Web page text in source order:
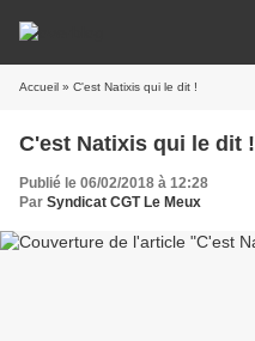
Accueil » C'est Natixis qui le dit !
C'est Natixis qui le dit !
Publié le 06/02/2018 à 12:28
Par Syndicat CGT Le Meux